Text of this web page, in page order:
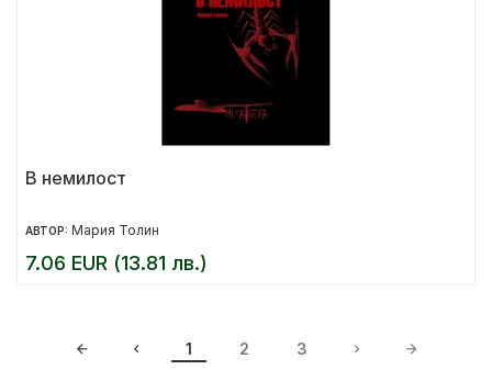
В немилост
АВТОР: Мария Толин
7.06 EUR (13.81 лв.)
1 2 3